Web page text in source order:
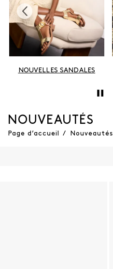
NOUVELLES SANDALES
NOUVEAUTÉS
Page d’accueil / Nouveautés